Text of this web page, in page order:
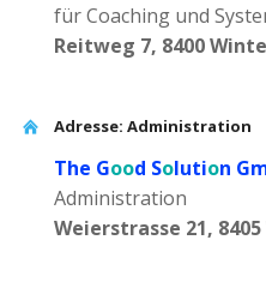
für Coaching und
Reitweg 7, 8400
Adresse: Administration
The Good Solution
Administration
Weierstrasse 21,